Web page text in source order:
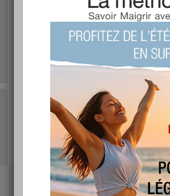
Blog de
21 - 30 31 - 35
‹ Préc. 1 2 3 4 5
SYLVIANE NOTRE
publié le 27/03/2010 à 10:52